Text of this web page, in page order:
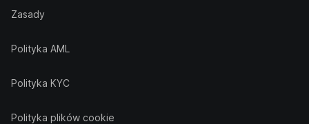
Zasady
Polityka AML
Polityka KYC
Polityka plików cookie